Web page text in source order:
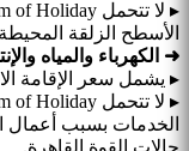
الأسطح الزلقة
➜ الكهرباء والمياه
▸ يشمل سعر الإقامة
الخدمات بسبب أعمال